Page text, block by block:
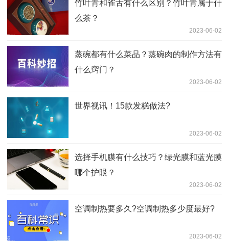
竹叶青和雀舌有什么区别？竹叶青属于什
么茶？
2023-06-02
蒸碗都有什么菜品？蒸碗肉的制作方法有
什么窍门？
2023-06-02
世界视讯！15款发糕做法?
2023-06-02
选择手机膜有什么技巧？绿光膜和蓝光膜
哪个护眼？
2023-06-02
空调制热要多久?空调制热多少度最好?
2023-06-02